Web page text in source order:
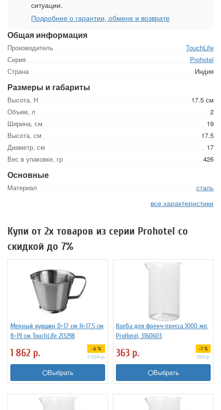
Общая информация
Производитель
TouchLife
Серия
Prohotel
Страна
Индия
Размеры и габариты
Высота, Н
17.5 см
Объем, л
2
Ширина, см
19
Высота, см
17.5
Диаметр, см
17
Вес в упаковке, гр
426
Основные
Материал сталь
все характеристики
ситуации.
Подробнее о гарантии, обмене и возврате
Купи от 2х товаров из серии Prohotel со
скидкой до 7%
Мерный кувшин D=17 см H=17.5 см
B=19 см TouchLife 213298
1 862 р. -6 %
1 960р.
Выбрать
Колба для френч-пресса 1000 мл,
ProHotel, 3160603
363 р. -7 %
390р.
Выбрать